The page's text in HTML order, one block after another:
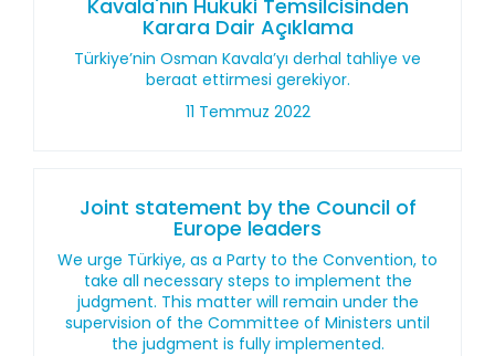
Kavala'nın Hukuki Temsilcisinden
Karara Dair Açıklama
Türkiye’nin Osman Kavala’yı derhal tahliye ve
beraat ettirmesi gerekiyor.
11 Temmuz 2022
Joint statement by the Council of
Europe leaders
We urge Türkiye, as a Party to the Convention, to
take all necessary steps to implement the
judgment. This matter will remain under the
supervision of the Committee of Ministers until
the judgment is fully implemented.